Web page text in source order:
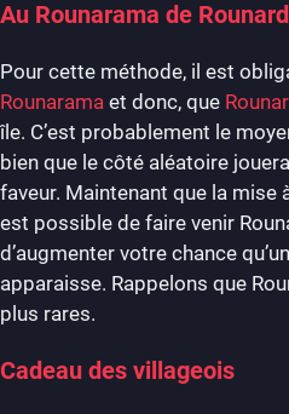
Au Rounarama de Rounard
Pour cette méthode, il est
Rounarama et donc, que
île. C’est probablement le
bien que le côté aléatoire
faveur. Maintenant que la mise
est possible de faire venir
d’augmenter votre chance
apparaisse. Rappelons que
plus rares.
Cadeau des villageois